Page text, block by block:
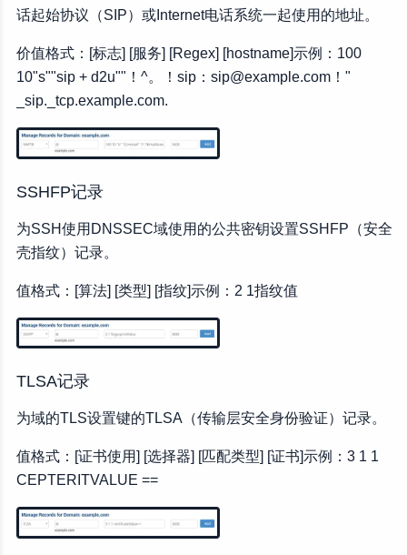
话起始协议（SIP）或Internet电话系统一起使用的地址。
价值格式：[标志] [服务] [Regex] [hostname]示例：100
10"s""sip + d2u""！^。！sip：sip@example.com！"
_sip._tcp.example.com.
SSHFP记录
为SSH使用DNSSEC域使用的公共密钥设置SSHFP（安全
壳指纹）记录。
值格式：[算法] [类型] [指纹]示例：2 1指纹值
TLSA记录
为域的TLS设置键的TLSA（传输层安全身份验证）记录。
值格式：[证书使用] [选择器] [匹配类型] [证书]示例：3 1 1
CEPTERITVALUE ==